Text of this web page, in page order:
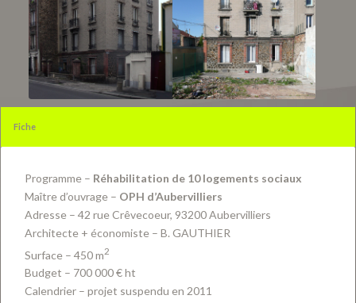
Fiche
Programme – Réhabilitation de 10 logements sociaux
Maître d’ouvrage – OPH d’Aubervilliers
Adresse – 42 rue Crêvecoeur, 93200 Aubervilliers
Architecte + économiste – B. GAUTHIER
Surface – 450 m2
Budget – 700 000 € ht
Calendrier – projet suspendu en 2011